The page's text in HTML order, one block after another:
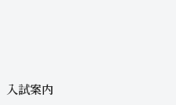
入試案内